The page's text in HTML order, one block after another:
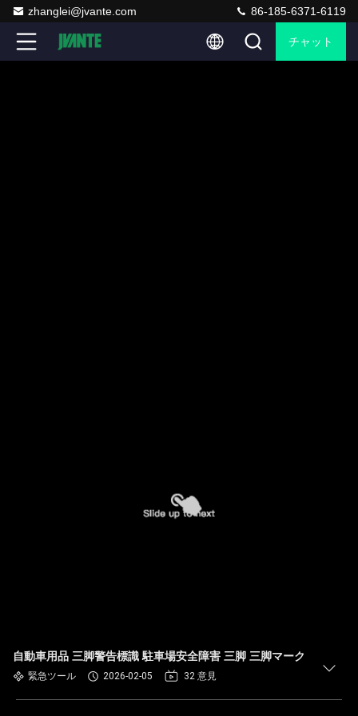
zhanglei@jvante.com 86-185-6371-6119
チャット
自動車用品 三脚警告標識 駐車場安全障害 三脚 三脚マーク
緊急ツール 2026-02-05 32 意見